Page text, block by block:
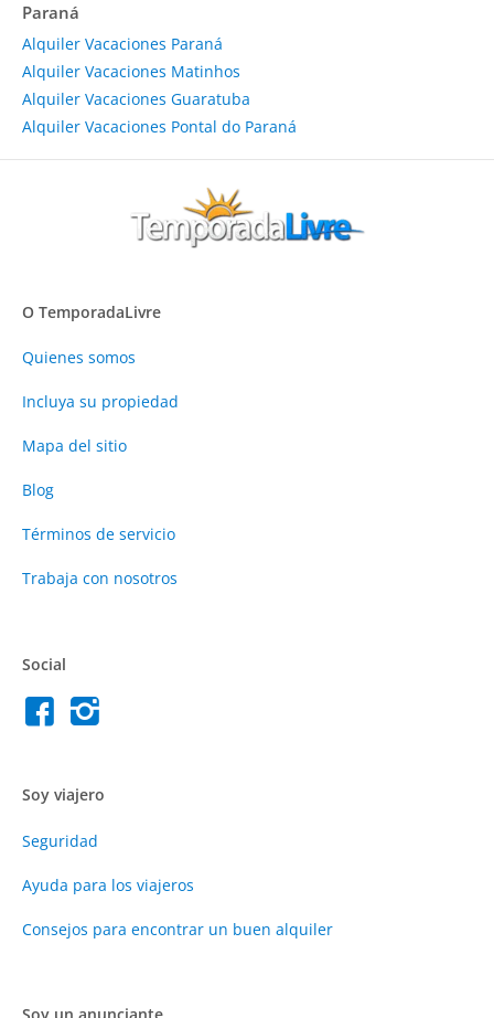
Paraná
Alquiler Vacaciones Paraná
Alquiler Vacaciones Matinhos
Alquiler Vacaciones Guaratuba
Alquiler Vacaciones Pontal do Paraná
O TemporadaLivre
Quienes somos
Incluya su propiedad
Mapa del sitio
Blog
Términos de servicio
Trabaja con nosotros
Social
Soy viajero
Seguridad
Ayuda para los viajeros
Consejos para encontrar un buen alquiler